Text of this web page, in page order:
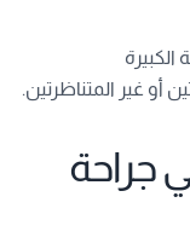
الكبيرة
أو غير المتناظرتين.
جراحة